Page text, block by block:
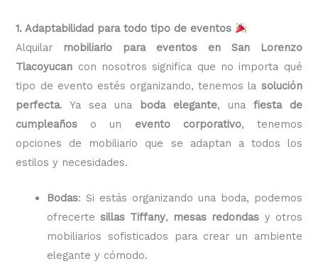
1. Adaptabilidad para todo tipo de eventos
Alquilar mobiliario para eventos en San Lorenzo
Tlacoyucan con nosotros significa que no importa qué
tipo de evento estés organizando, tenemos la solución
perfecta. Ya sea una boda elegante, una fiesta de
cumpleaños o un evento corporativo, tenemos
opciones de mobiliario que se adaptan a todos los
estilos y necesidades.
Bodas: Si estás organizando una boda, podemos
ofrecertesillas Tiffany, mesas redondas y otros
mobiliarios sofisticados para crear un ambiente
elegante y cómodo.